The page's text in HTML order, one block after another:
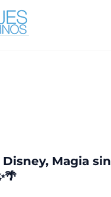
Disney, Magia sin